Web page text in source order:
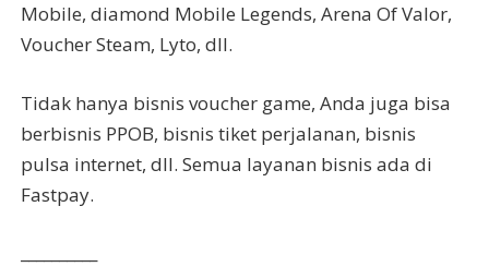
Mobile, diamond Mobile Legends, Arena Of Valor,
Voucher Steam, Lyto, dll.
Tidak hanya bisnis voucher game, Anda juga bisa
berbisnis PPOB, bisnis tiket perjalanan, bisnis
pulsa internet, dll. Semua layanan bisnis ada di
Fastpay.